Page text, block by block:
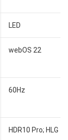
LED
webOS 22
60Hz
HDR10 Pro; HLG